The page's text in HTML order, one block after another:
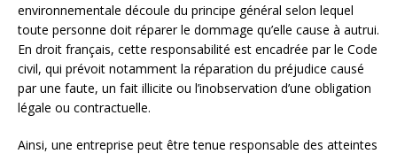
environnementale découle du principe général selon lequel
toute personne doit réparer le dommage qu’elle cause à autrui.
En droit français, cette responsabilité est encadrée par le Code
civil, qui prévoit notamment la réparation du préjudice causé
par une faute, un fait illicite ou l’inobservation d’une obligation
légale ou contractuelle.
Ainsi, une entreprise peut être tenue responsable des atteintes